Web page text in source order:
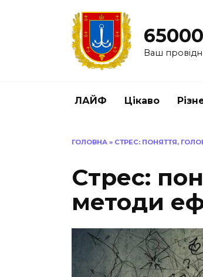
Ваш
ЛАЙФ Цікаво
ГОЛОВНА » СТРЕС: ПОНЯТТЯ,
Стрес:
методи